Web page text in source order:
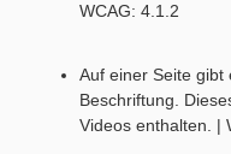
WCAG: 4.1.2
Auf einer Seite gibt
Beschriftung.
Videos enthalten. |